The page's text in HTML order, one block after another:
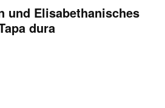
und Elisabethanisches
dura